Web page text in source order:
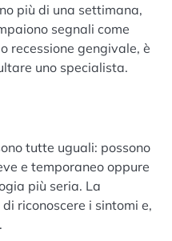
più di una settimana,
segnali come
recessione gengivale, è
uno specialista.
tutte uguali: possono
e temporaneo oppure
più seria. La
riconoscere i sintomi e,